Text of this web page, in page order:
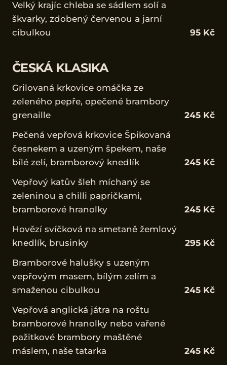
Velký krajíc chleba se sádlem solí a
škvarky, zdobený červenou a jarní
cibulkou
95 Kč
ČESKÁ KLASIKA
Grilovaná krkovice omáčka ze
zeleného pepře, opečené brambory
grenaille
245 Kč
Pečená vepřová krkovice Špikovaná
česnekem a uzeným špekem, naše
bílé zelí, bramborový knedlík
245 Kč
Vepřový katův šleh míchaný se
zeleninou a chilli papričkami,
bramborové hranolky
245 Kč
Hovězí svíčková na smetaně žemlový
knedlík, brusinky
295 Kč
Bramborové halušky s uzeným
vepřovým masem, bílým zelím a
smaženou cibulkou
245 Kč
Vepřová anglická játra na roštu
bramborové hranolky nebo vařené
pažitkové brambory maštěné
máslem, naše tatarka
245 Kč